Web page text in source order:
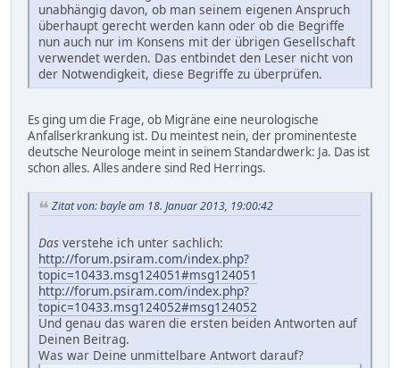
unabhängig davon, ob man seinem eigenen Anspruch
überhaupt gerecht werden kann oder ob die Begriffe
nun auch nur im Konsens mit der übrigen Gesellschaft
verwendet werden. Das entbindet den Leser nicht von
der Notwendigkeit, diese Begriffe zu überprüfen.
Es ging um die Frage, ob Migräne eine neurologische
Anfallserkrankung ist. Du meintest nein, der prominenteste
deutsche Neurologe meint in seinem Standardwerk: Ja. Das ist
schon alles. Alles andere sind Red Herrings.
Zitat von: bayle am 18. Januar 2013, 19:00:42
Das verstehe ich unter sachlich:
http://forum.psiram.com/index.php?
topic=10433.msg124051#msg124051
http://forum.psiram.com/index.php?
topic=10433.msg124052#msg124052
Und genau das waren die ersten beiden Antworten auf
Deinen Beitrag.
Was war Deine unmittelbare Antwort darauf?